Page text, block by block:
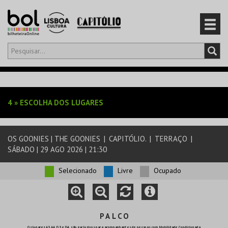
Olá,iniciar sessão
EVENTOS
CARTÕES
4 » ESCOLHA DOS LUGARES
OS GOONIES | THE GOONIES | CAPITÓLIO. | TERRAÇO |
SÁBADO | 29 AGO 2026 | 21:30
Selecionado Livre Ocupado
P A L C O